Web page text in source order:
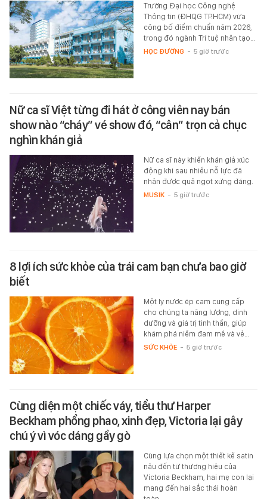
Trường Đại học Công nghệ
Thông tin (ĐHQG TP.HCM) vừa
công bố điểm chuẩn năm 2026,
trong đó ngành Trí tuệ nhân tạo…
HỌC ĐƯỜNG - 5 giờ trước
Nữ ca sĩ Việt từng đi hát ở công viên nay bán
show nào “cháy” vé show đó, “cân” trọn cả chục
nghìn khán giả
Nữ ca sĩ này khiến khán giả xúc
động khi sau nhiều nỗ lực đã
nhận được quả ngọt xứng đáng.
MUSIK - 5 giờ trước
8 lợi ích sức khỏe của trái cam bạn chưa bao giờ
biết
Một ly nước ép cam cung cấp
cho chúng ta năng lượng, dinh
dưỡng và giá trị tinh thần, giúp
khám phá niềm đam mê và vẻ…
SỨC KHỎE - 5 giờ trước
Cùng diện một chiếc váy, tiểu thư Harper
Beckham phổng phao, xinh đẹp, Victoria lại gây
chú ý vì vóc dáng gầy gò
Cùng lựa chọn một thiết kế satin
nâu đến từ thương hiệu của
Victoria Beckham, hai mẹ con lại
mang đến hai sắc thái hoàn